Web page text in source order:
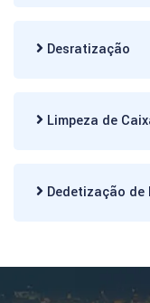
Desratização
Limpeza de
Dedetização de